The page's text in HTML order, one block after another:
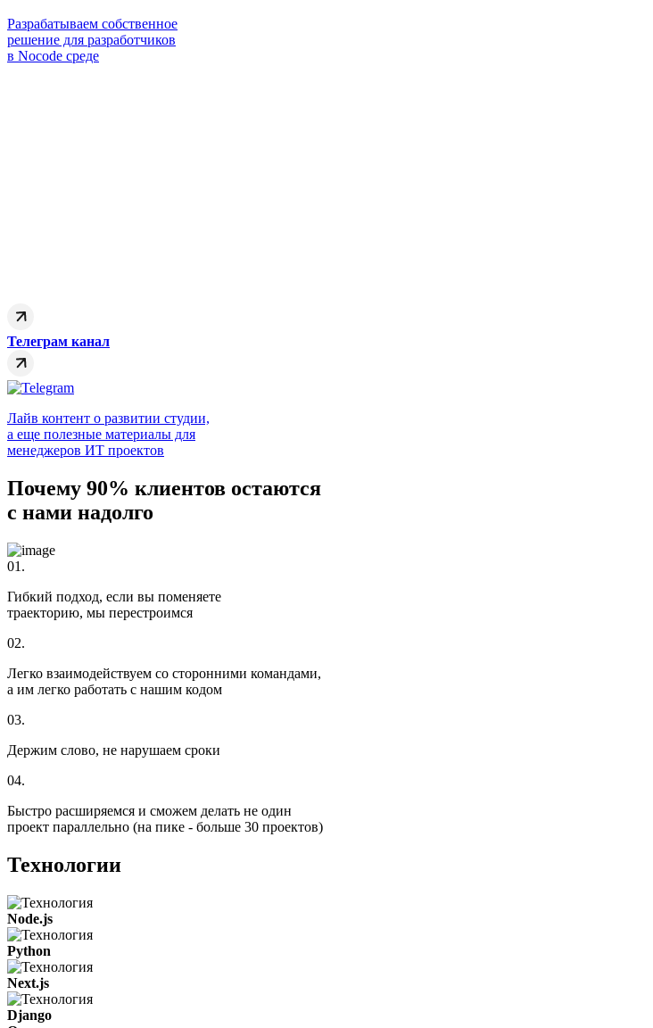
Разрабатываем собственное
решение для разработчиков
в Nocode среде
Телеграм канал
Лайв контент о развитии студии,
а еще полезные материалы для
менеджеров ИТ проектов
Почему 90% клиентов остаются
с нами надолго
01.
Гибкий подход, если вы поменяете
траекторию, мы перестроимся
02.
Легко взаимодействуем со сторонними командами,
а им легко работать с нашим кодом
03.
Держим слово, не нарушаем сроки
04.
Быстро расширяемся и сможем делать не один
проект параллельно (на пике - больше 30 проектов)
Технологии
Node.js
Python
Next.js
Django